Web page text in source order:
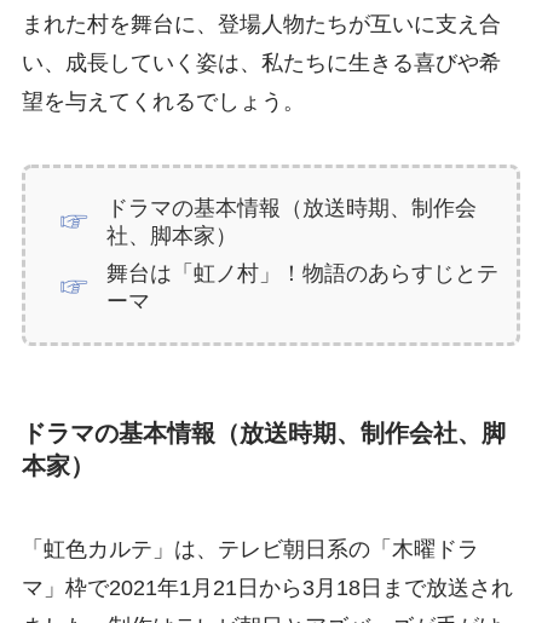
まれた村を舞台に、登場人物たちが互いに支え合
い、成長していく姿は、私たちに生きる喜びや希
望を与えてくれるでしょう。
ドラマの基本情報（放送時期、制作会
社、脚本家）
舞台は「虹ノ村」！物語のあらすじとテ
ーマ
ドラマの基本情報（放送時期、制作会社、脚
本家）
「虹色カルテ」は、テレビ朝日系の「木曜ドラ
マ」枠で2021年1月21日から3月18日まで放送され